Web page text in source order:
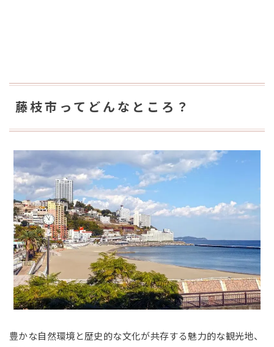
藤枝市ってどんなところ？
豊かな自然環境と歴史的な文化が共存する魅力的な観光地、